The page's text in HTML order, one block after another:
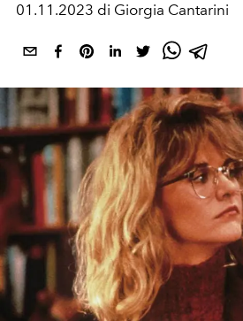
01.11.2023 di Giorgia Cantarini